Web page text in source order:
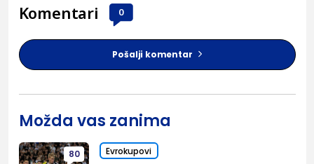
Komentari 0
Pošalji komentar
Možda vas zanima
80 Evrokupovi